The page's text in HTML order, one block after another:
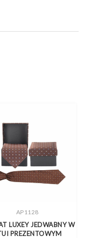
AP1128
LUXEY JEDWABNY W
PREZENTOWYM